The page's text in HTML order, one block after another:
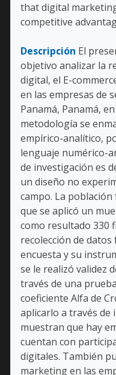
that digital
competitive
Descripción El
objetivo analizar la
digital, el E-
en las empresas de
Panamá, Panamá,
metodología se
empírico-analítico,
lenguaje numérico-
de investigación es
un diseño no
campo. La población
que se aplicó un
como resultado 330
recolección de
encuesta y su
se le realizó validez
través de una
coeficiente Alfa de
aplicarlo a través de
muestran que hay
cuentan con
digitales. También
marketing en las